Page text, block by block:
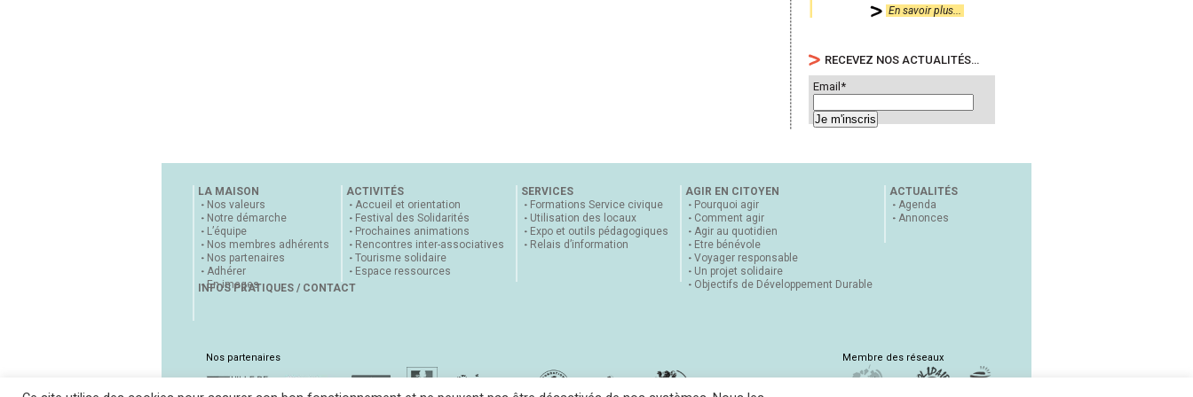
En savoir plus...
RECEVEZ NOS ACTUALITÉS…
Email*
LA MAISON
Nos valeurs
Notre démarche
L’équipe
Nos membres adhérents
Nos partenaires
Adhérer
En images
ACTIVITÉS
Accueil et orientation
Festival des Solidarités
Prochaines animations
Rencontres inter-associatives
Tourisme solidaire
Espace ressources
SERVICES
Formations Service civique
Utilisation des locaux
Expo et outils pédagogiques
Relais d’information
AGIR EN CITOYEN
Pourquoi agir
Comment agir
Agir au quotidien
Etre bénévole
Voyager responsable
Un projet solidaire
Objectifs de Développement Durable
ACTUALITÉS
Agenda
Annonces
INFOS PRATIQUES / CONTACT
Nos partenaires Membre des réseaux